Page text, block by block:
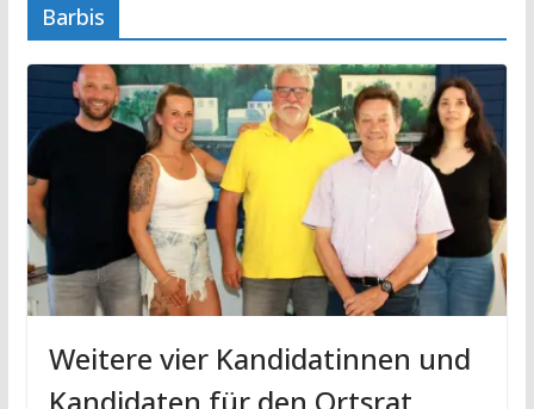
Barbis
Weitere vier Kandidatinnen und